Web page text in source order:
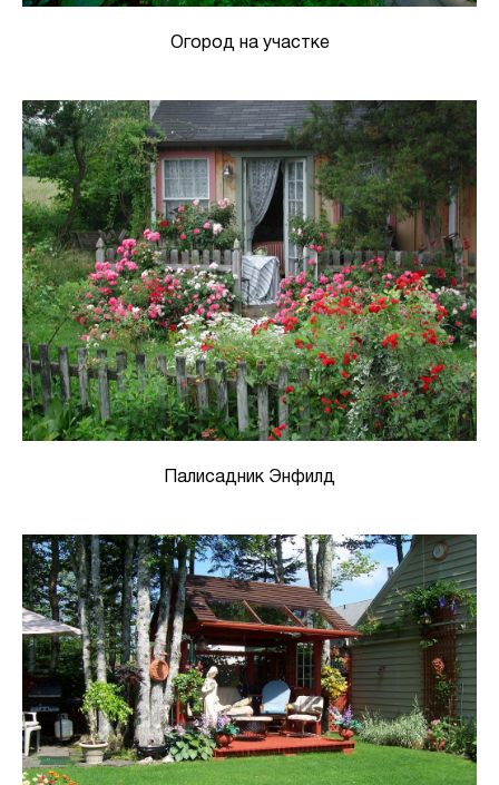
Огород на участке
Палисадник Энфилд